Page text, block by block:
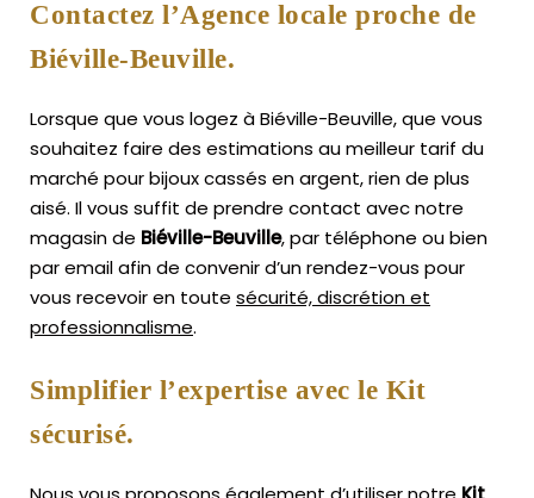
Contactez l’Agence locale proche de
Biéville-Beuville.
Lorsque que vous logez à Biéville-Beuville, que vous
souhaitez faire des estimations au meilleur tarif du
marché pour bijoux cassés en argent, rien de plus
aisé. Il vous suffit de prendre contact avec notre
magasin de Biéville-Beuville, par téléphone ou bien
par email afin de convenir d’un rendez-vous pour
vous recevoir en toute sécurité, discrétion et
professionnalisme.
Simplifier l’expertise avec le Kit
sécurisé.